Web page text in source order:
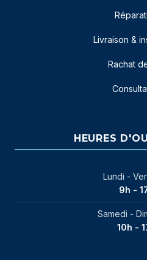
Livraison &
Rachat
HEURES
Lundi -
9h -
Samedi -
10h -